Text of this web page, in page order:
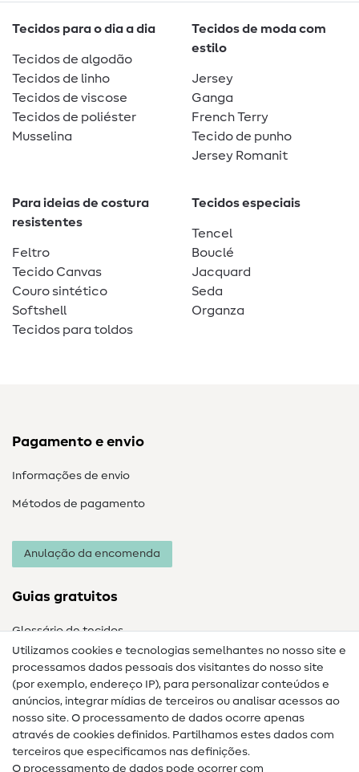
Tecidos para o dia a dia
Tecidos de algodão
Tecidos de linho
Tecidos de viscose
Tecidos de poliéster
Musselina
Tecidos de moda com
estilo
Jersey
Ganga
French Terry
Tecido de punho
Jersey Romanit
Para ideias de costura
resistentes
Feltro
Tecido Canvas
Couro sintético
Softshell
Tecidos para toldos
Tecidos especiais
Tencel
Bouclé
Jacquard
Seda
Organza
Pagamento e envio
Informações de envio
Métodos de pagamento
Anulação da encomenda
Guias gratuitos
Glossário de tecidos
Guias de costura
Ajuda e contacto
Contacto
Utilizamos cookies e tecnologias semelhantes no nosso site e
processamos dados pessoais dos visitantes do nosso site
(por exemplo, endereço IP), para personalizar conteúdos e
anúncios, integrar mídias de terceiros ou analisar acessos ao
nosso site. O processamento de dados ocorre apenas
através de cookies definidos. Partilhamos estes dados com
terceiros que especificamos nas definições.
O processamento de dados pode ocorrer com